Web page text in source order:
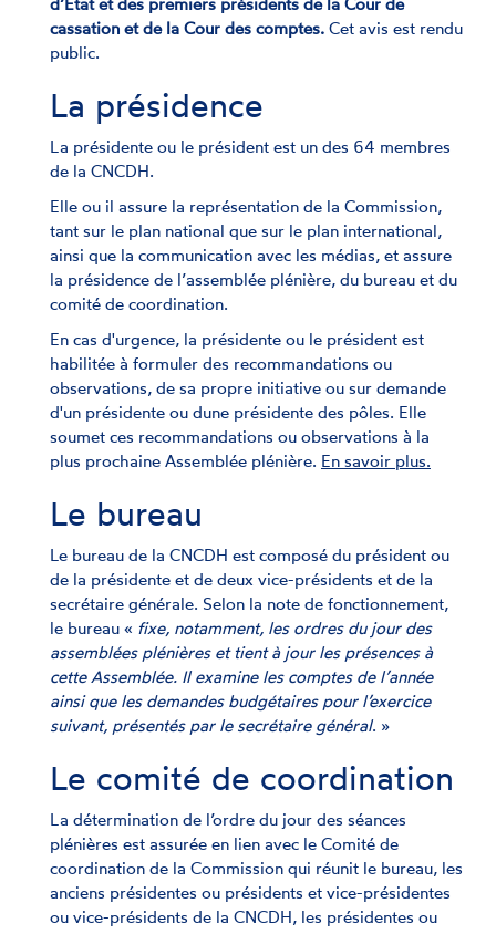
cassation et de la Cour des comptes. Cet avis est rendu
public.
La présidence
La présidente ou le président est un des 64 membres
de la CNCDH.
Elle ou il assure la représentation de la Commission,
tant sur le plan national que sur le plan international,
ainsi que la communication avec les médias, et assure
la présidence de l’assemblée plénière, du bureau et du
comité de coordination.
En cas d'urgence, la présidente ou le président est
habilitée à formuler des recommandations ou
observations, de sa propre initiative ou sur demande
d'un présidente ou dune présidente des pôles. Elle
soumet ces recommandations ou observations à la
plus prochaine Assemblée plénière. En savoir plus.
Le bureau
Le bureau de la CNCDH est composé du président ou
de la présidente et de deux vice-présidents et de la
secrétaire générale. Selon la note de fonctionnement,
le bureau « fixe, notamment, les ordres du jour des
assemblées plénières et tient à jour les présences à
cette Assemblée. Il examine les comptes de l’année
ainsi que les demandes budgétaires pour l’exercice
suivant, présentés par le secrétaire général. »
Le comité de coordination
La détermination de l’ordre du jour des séances
plénières est assurée en lien avec le Comité de
coordination de la Commission qui réunit le bureau, les
anciens présidentes ou présidents et vice-présidentes
ou vice-présidents de la CNCDH, les présidentes ou